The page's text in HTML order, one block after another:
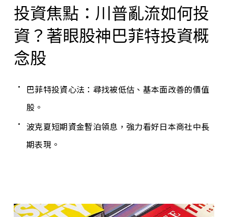
投資焦點：川普亂流如何投
資？著眼股神巴菲特投資概
念股
巴菲特投資心法：尋找被低估、基本面改善的價值
股。
波克夏短期資金暫泊領息，強力看好日本商社中長
期表現。